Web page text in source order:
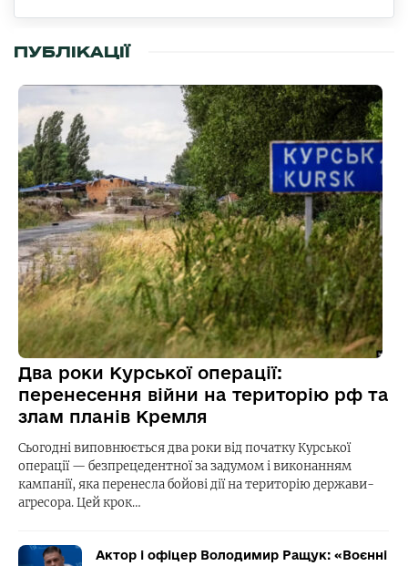
ПУБЛІКАЦІЇ
Два роки Курської операції:
перенесення війни на територію рф та
злам планів Кремля
Сьогодні виповнюється два роки від початку Курської
операції — безпрецедентної за задумом і виконанням
кампанії, яка перенесла бойові дії на територію держави-
агресора. Цей крок…
Актор і офіцер Володимир Ращук: «Воєнні